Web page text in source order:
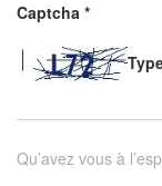
Captcha *
Qu’avez vous à